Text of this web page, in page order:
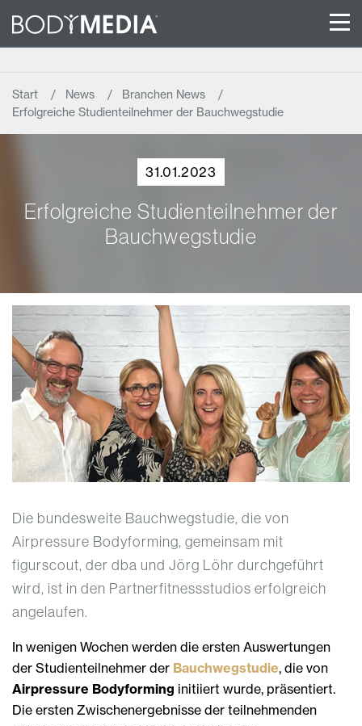
Start News
Branchen News
Erfolgreiche Studienteilnehmer der Bauchwegstudie
31.01.2023
Erfolgreiche Studienteilnehmer der
Bauchwegstudie
Die bundesweite Bauchwegstudie, die von
Airpressure Bodyforming, gemeinsam mit
figurscout, der dba und Jörg Löhr durchgeführt
wird, ist in den Partnerfitnessstudios erfolgreich
angelaufen.
In wenigen Wochen werden die ersten Auswertungen
der Studienteilnehmer der Bauchwegstudie, die von
Airpressure Bodyforming initiiert wurde, präsentiert.
Die ersten Zwischenergebnisse der teilnehmenden